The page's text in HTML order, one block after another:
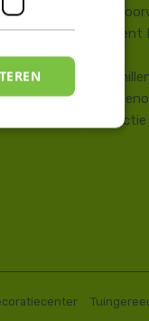
Algemene
Huisreglement
Vragen
Terugroepactie